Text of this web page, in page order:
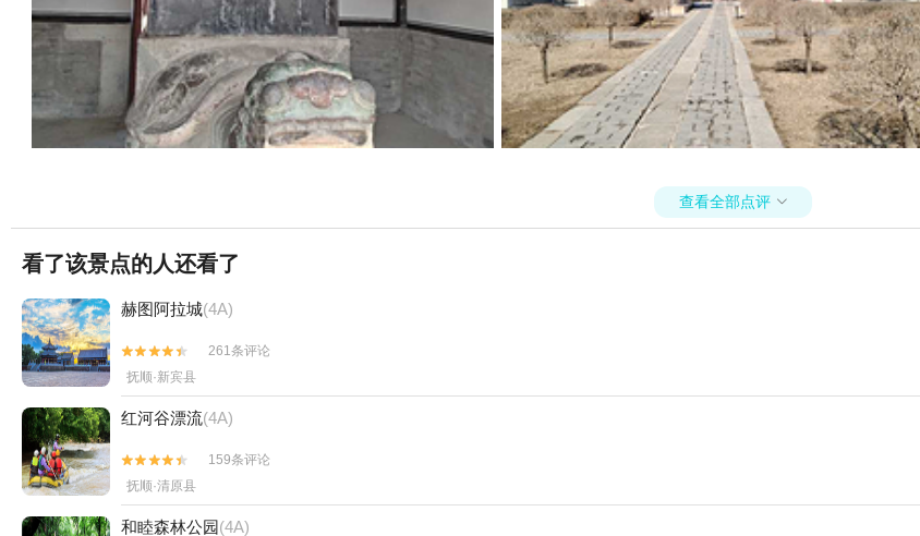
查看全部点评 
看了该景点的人还看了
赫图阿拉城(4A)


261条评论
抚顺·新宾县
红河谷漂流(4A)


159条评论
抚顺·清原县
和睦森林公园(4A)